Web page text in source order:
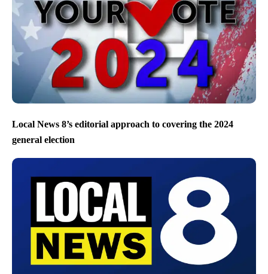
Local News 8’s editorial approach to covering the 2024
general election